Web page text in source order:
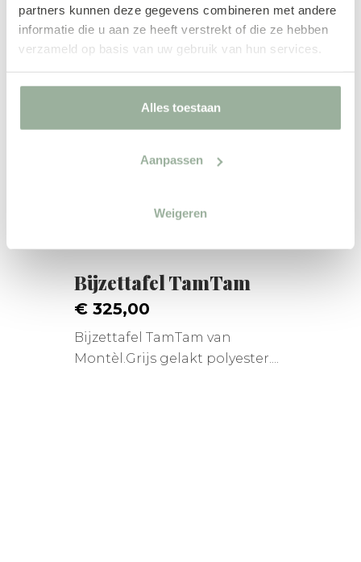
partners kunnen deze gegevens combineren met andere
informatie die u aan ze heeft verstrekt of die ze hebben
verzameld op basis van uw gebruik van hun services.
Alles toestaan
Aanpassen
Weigeren
Bijzettafel TamTam
€ 325,00
Bijzettafel TamTam van
Montèl.Grijs gelakt polyester....